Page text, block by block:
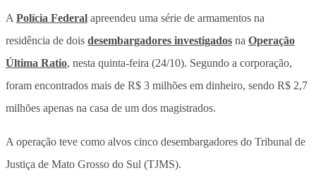
A Polícia Federal apreendeu uma série de armamentos na
residência de dois desembargadores investigados na Operação
Última Ratio, nesta quinta-feira (24/10). Segundo a corporação,
foram encontrados mais de R$ 3 milhões em dinheiro, sendo R$ 2,7
milhões apenas na casa de um dos magistrados.
A operação teve como alvos cinco desembargadores do Tribunal de
Justiça de Mato Grosso do Sul (TJMS).